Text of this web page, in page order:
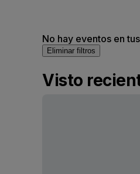
No hay eventos en
Eliminar filtros
Visto